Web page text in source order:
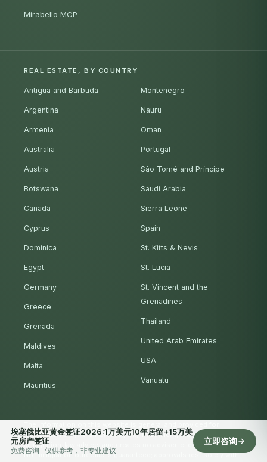
埃塞俄比亚黄金签证2026:1万美元10年居留+15万美
元房产签证
免费咨询 · 仅供参考，非专业建议
立即咨询
Mirabello MCP
REAL ESTATE, BY COUNTRY
Antigua and Barbuda
Argentina
Armenia
Australia
Austria
Botswana
Canada
Cyprus
Dominica
Egypt
Germany
Greece
Grenada
Maldives
Malta
Mauritius
Montenegro
Nauru
Oman
Portugal
São Tomé and Príncipe
Saudi Arabia
Sierra Leone
Spain
St. Kitts & Nevis
St. Lucia
St. Vincent and the
Grenadines
Thailand
United Arab Emirates
USA
Vanuatu
information only. It is not legal, tax, investment, financial or
immigration-law advice, and creates no adviser-client relationship.
No immigration outcome is guaranteed; approvals rest solely with